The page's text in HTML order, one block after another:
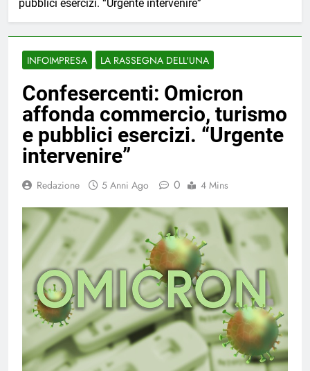
pubblici esercizi. “Urgente intervenire”
INFOIMPRESA LA RASSEGNA DELL'UNA
Confesercenti: Omicron
affonda commercio, turismo
e pubblici esercizi. “Urgente
intervenire”
Redazione 5 Anni Ago 0 4 Mins